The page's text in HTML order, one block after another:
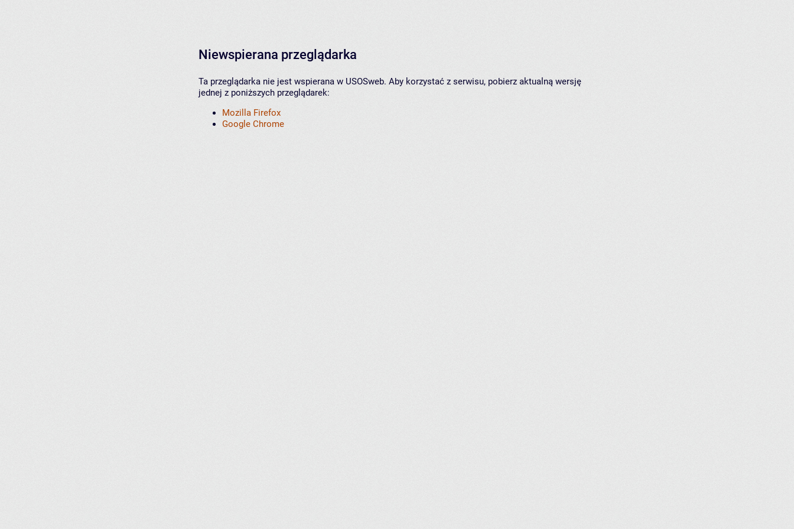
Niewspierana przeglądarka
Ta przeglądarka nie jest wspierana w USOSweb. Aby korzystać z serwisu, pobierz aktualną wersję
jednej z poniższych przeglądarek:
Mozilla Firefox
Google Chrome